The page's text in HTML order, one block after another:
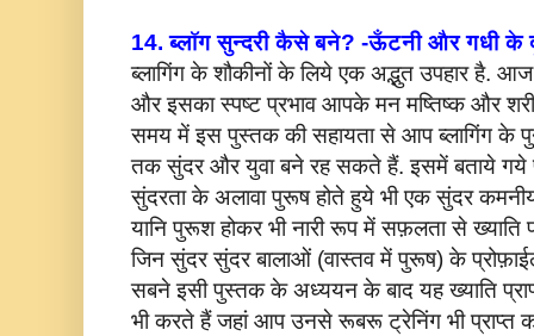
14. ब्लॉग सुन्दरी कैसे बने? -ऊँटनी और गधी
ब्लागिंग के शौकीनों के लिये एक अद्भुत उपहार है. आज
और इसका स्पष्ट प्रभाव आपके मन मष्तिष्क और
समय में इस पुस्तक की सहायता से आप ब्लागिंग के
तक सुंदर और युवा बने रह सकते हैं. इसमें बताये गये
सुंदरता के अलावा पुरूष होते हुये भी एक सुंदर
यानि पुरूश होकर भी नारी रूप में सफ़लता से
जिन सुंदर सुंदर बालाओं (वास्तव में पुरूष) के
सबने इसी पुस्तक के अध्ययन के बाद यह ख्याति
भी करते हैं जहां आप उनसे रूबरू ट्रेनिंग भी